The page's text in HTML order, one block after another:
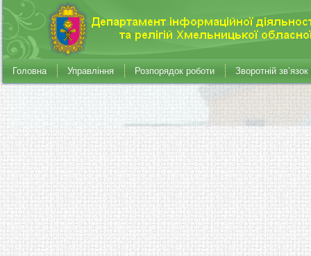
Головна Управління Розпорядок роботи Зворотній зв’язок